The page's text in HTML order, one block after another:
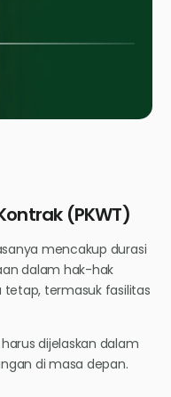
(PKWT)
mencakup durasi
dalam hak-hak
tetap, termasuk fasilitas
dijelaskan dalam
di masa depan.